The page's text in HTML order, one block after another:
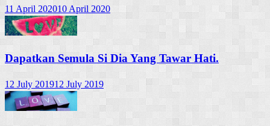
11 April 202010 April 2020
Dapatkan Semula Si Dia Yang Tawar Hati.
12 July 201912 July 2019